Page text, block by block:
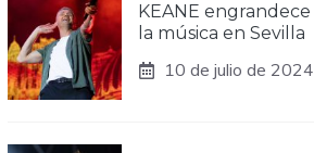
KEANE engrandece
la música en Sevilla
10 de julio de 2024